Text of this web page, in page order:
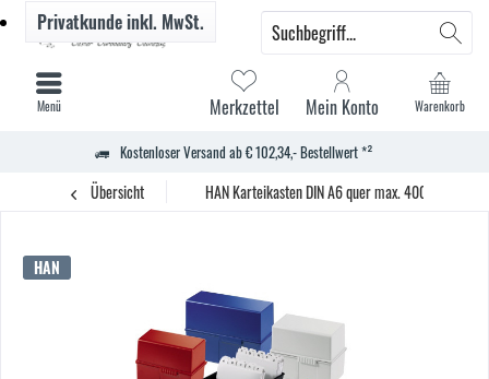
Kostenloser Versand ab € 102,34,- Bestellwert *²
Warenkorb
Merkzettel Mein Konto
Privatkundeinkl. MwSt.
Menü
Übersicht HAN Karteikasten DIN A6 quer max. 400Karten PS
HAN